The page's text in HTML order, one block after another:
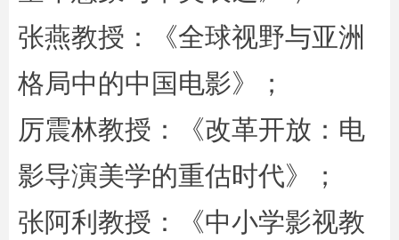
张燕教授：《全球视野与亚洲
格局中的中国电影》；
厉震林教授：《改革开放：电
影导演美学的重估时代》；
张阿利教授：《中小学影视教